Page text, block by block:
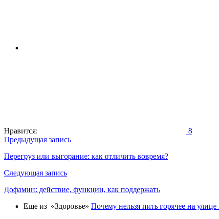
Нравится: 8
Навигация
по
записям
Предыдущая запись
Перегруз или выгорание: как отличить вовремя?
Следующая запись
Дофамин: действие, функции, как поддержать
Еще из «Здоровье» Почему нельзя пить горячее на улице